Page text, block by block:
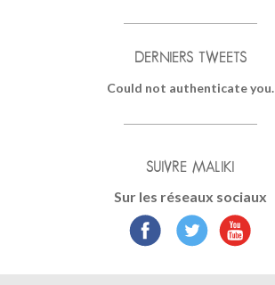
DERNIERS TWEETS
Could not authenticate you.
SUIVRE MALIKI
Sur les réseaux sociaux